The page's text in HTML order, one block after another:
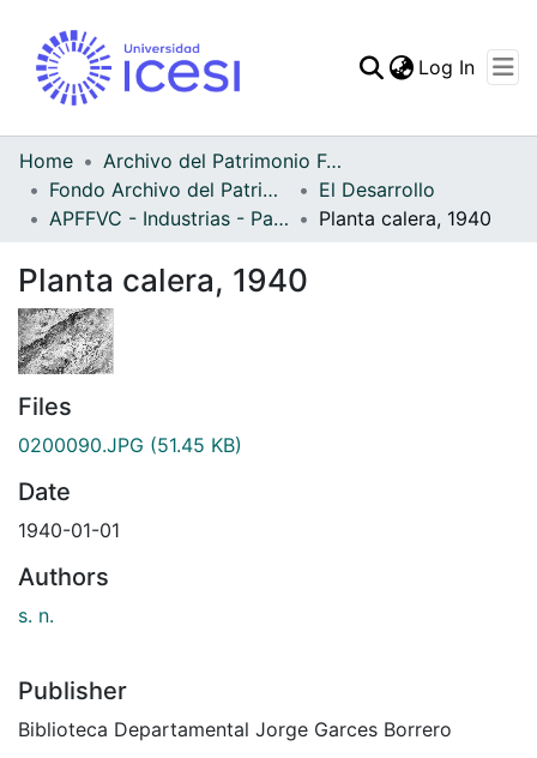
Statistics
Log In
Home
Archivo del Patrimonio Fotográfico y Fílmico del Valle del Cauca
Fondo Archivo del Patrimonio Fotográfico y Fílmico del Valle del Cauca
El Desarrollo
APFFVC - Industrias - Patrimonial
Planta calera, 1940
Planta calera, 1940
Files
0200090.JPG (51.45 KB)
Date
1940-01-01
Authors
s. n.
Publisher
Biblioteca Departamental Jorge Garces Borrero